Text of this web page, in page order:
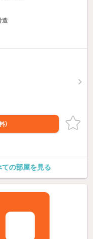
造
）
の部屋を見る